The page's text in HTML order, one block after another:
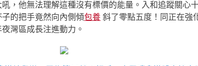
，他無法理解這種沒有標價的能量。入和追蹤關心
的把手竟然向內側傾包養 斜了零點五度！同正在強
灣區成長注進動力。